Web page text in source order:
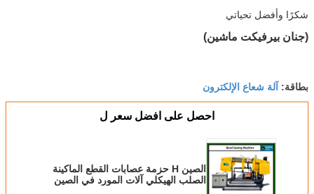
شكرًا وأفضل تحياتي
(جنان بيرفيكت ماشين)
بطاقة: آلة شعاع الإلكترون
احصل على افضل سعر ل
الصين H حزمة عصابات القطع الماكينة
الصلب الهيكلي آلات المورد في الصين